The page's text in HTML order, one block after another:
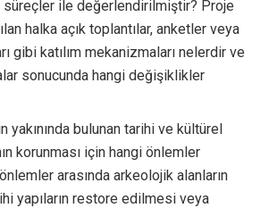
süreçler ile değerlendirilmiştir? Proje
halka açık toplantılar, anketler veya
gibi katılım mekanizmaları nelerdir ve
sonucunda hangi değişiklikler
yakınında bulunan tarihi ve kültürel
korunması için hangi önlemler
önlemler arasında arkeolojik alanların
yapıların restore edilmesi veya